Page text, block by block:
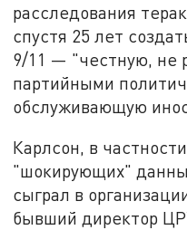
расследования
спустя 25 лет
9/11 — "честную, не
партийными
обслуживающую
Карлсон, в
"шокирующих"
сыграл в
бывший директор